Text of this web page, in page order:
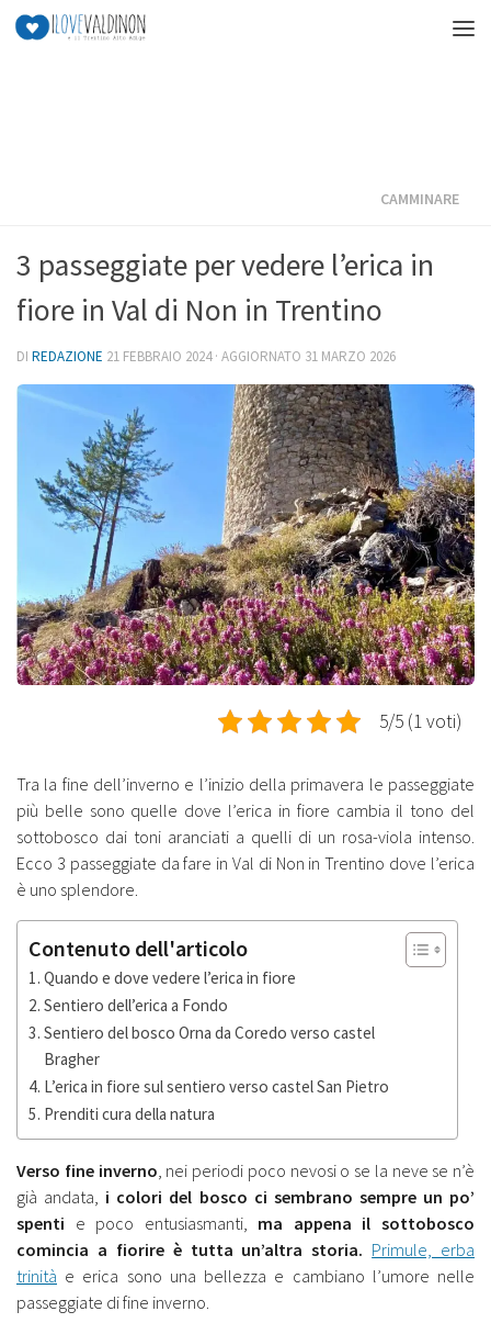
Salta al contenuto
CAMMINARE
3 passeggiate per vedere l’erica in
fiore in Val di Non in Trentino
DI REDAZIONE 21 FEBBRAIO 2024· AGGIORNATO 31 MARZO 2026
5/5 (1 voti)
Tra la fine dell’inverno e l’inizio della primavera le passeggiate
più belle sono quelle dove l’erica in fiore cambia il tono del
sottobosco dai toni aranciati a quelli di un rosa-viola intenso.
Ecco 3 passeggiate da fare in Val di Non in Trentino dove l’erica
è uno splendore.
Contenuto dell'articolo
Quando e dove vedere l’erica in fiore
Sentiero dell’erica a Fondo
Sentiero del bosco Orna da Coredo verso castel
Bragher
L’erica in fiore sul sentiero verso castel San Pietro
Prenditi cura della natura
Verso fine inverno, nei periodi poco nevosi o se la neve se n’è
già andata, i colori del bosco ci sembrano sempre un po’
spenti e poco entusiasmanti, ma appena il sottobosco
comincia a fiorire è tutta un’altra storia. Primule, erba
trinità e erica sono una bellezza e cambiano l’umore nelle
passeggiate di fine inverno.